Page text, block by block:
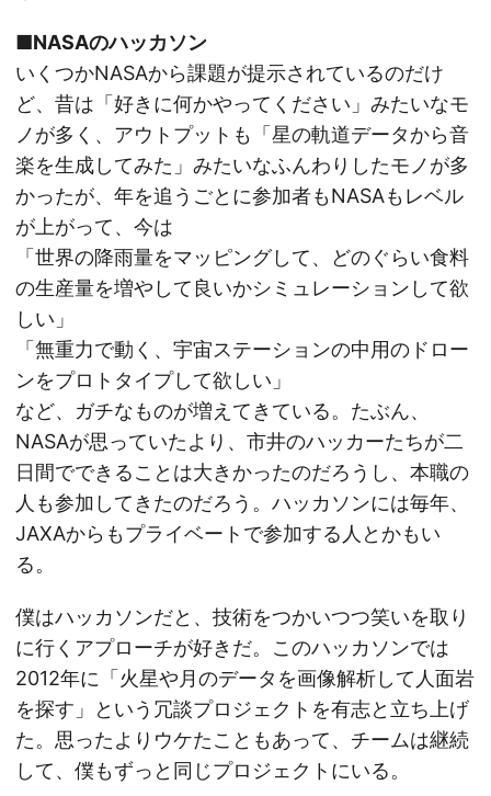
■NASAのハッカソン
いくつかNASAから課題が提示されているのだけ
ど、昔は「好きに何かやってください」みたいなモ
ノが多く、アウトプットも「星の軌道データから音
楽を生成してみた」みたいなふんわりしたモノが多
かったが、年を追うごとに参加者もNASAもレベル
が上がって、今は
「世界の降雨量をマッピングして、どのぐらい食料
の生産量を増やして良いかシミュレーションして欲
しい」
「無重力で動く、宇宙ステーションの中用のドロー
ンをプロトタイプして欲しい」
など、ガチなものが増えてきている。たぶん、
NASAが思っていたより、市井のハッカーたちが二
日間でできることは大きかったのだろうし、本職の
人も参加してきたのだろう。ハッカソンには毎年、
JAXAからもプライベートで参加する人とかもい
る。
僕はハッカソンだと、技術をつかいつつ笑いを取り
に行くアプローチが好きだ。このハッカソンでは
2012年に「火星や月のデータを画像解析して人面岩
を探す」という冗談プロジェクトを有志と立ち上げ
た。思ったよりウケたこともあって、チームは継続
して、僕もずっと同じプロジェクトにいる。